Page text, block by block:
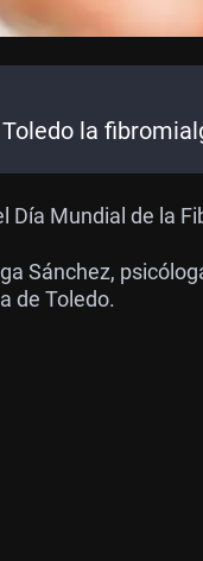
la
Día Mundial de la
Sánchez,
de Toledo.